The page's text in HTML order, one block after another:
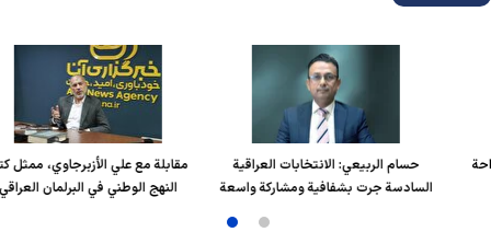
حسام الربیعي: الانتخابات العراقية
السادسة جرت بشفافية ومشاركة واسعة
مقابلة مع علي الأزبرجاوي، ممثل كتلة
النهج الوطني في البرلمان العراقي